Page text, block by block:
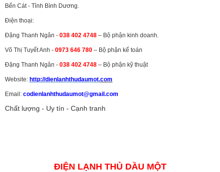
Bến Cát - Tỉnh Bình Dương.
Điện thoại:
Đặng Thanh Ngân - 038 402 4748 – Bộ phận kinh doanh.
Võ Thị Tuyết Anh - 0973 646 780 – Bộ phận kế toán
Đặng Thanh Ngân - 038 402 4748 – Bộ phận kỹ thuật
Website: http://dienlanhthudaumot.com
Email: codienlanhthudaumot@gmail.com
Chất lượng - Uy tín - Cạnh tranh
ĐIỆN LẠNH THỦ DẦU MỘT